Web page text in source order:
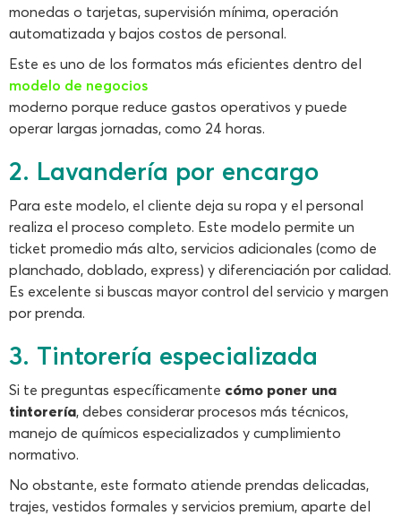
monedas o tarjetas, supervisión mínima, operación
automatizada y bajos costos de personal.
Este es uno de los formatos más eficientes dentro del
modelo de negocios
moderno porque reduce gastos operativos y puede
operar largas jornadas, como 24 horas.
2. Lavandería por encargo
Para este modelo, el cliente deja su ropa y el personal
realiza el proceso completo. Este modelo permite un
ticket promedio más alto, servicios adicionales (como de
planchado, doblado, express) y diferenciación por calidad.
Es excelente si buscas mayor control del servicio y margen
por prenda.
3. Tintorería especializada
Si te preguntas específicamente cómo poner una
tintorería, debes considerar procesos más técnicos,
manejo de químicos especializados y cumplimiento
normativo.
No obstante, este formato atiende prendas delicadas,
trajes, vestidos formales y servicios premium, aparte del